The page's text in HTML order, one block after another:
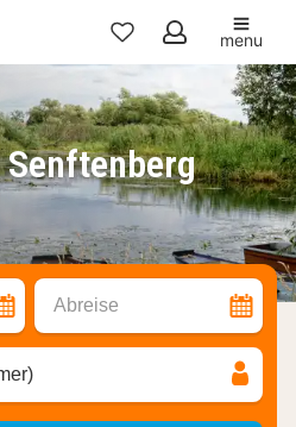
Meine
Favoriten
menu
Abreise